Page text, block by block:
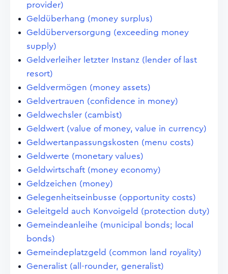
provider)
Geldüberhang (money surplus)
Geldüberversorgung (exceeding money
supply)
Geldverleiher letzter Instanz (lender of last
resort)
Geldvermögen (money assets)
Geldvertrauen (confidence in money)
Geldwechsler (cambist)
Geldwert (value of money, value in currency)
Geldwertanpassungskosten (menu costs)
Geldwerte (monetary values)
Geldwirtschaft (money economy)
Geldzeichen (money)
Gelegenheitseinbusse (opportunity costs)
Geleitgeld auch Konvoigeld (protection duty)
Gemeindeanleihe (municipal bonds; local
bonds)
Gemeindeplatzgeld (common land royality)
Generalist (all-rounder, generalist)